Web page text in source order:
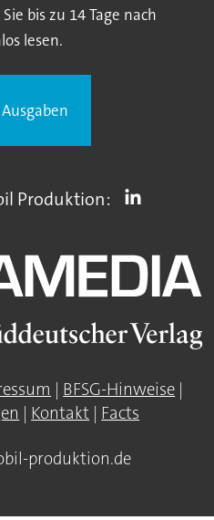
bis zu 14 Tage nach
lesen.
Produktion:
| BFSG-Hinweise |
| Kontakt | Facts
produktion.de